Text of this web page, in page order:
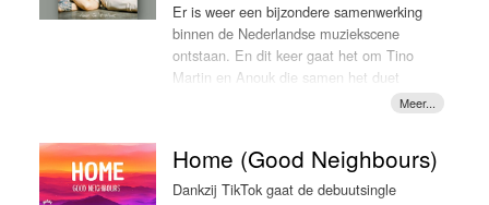
Er is weer een bijzondere samenwerking
binnen de Nederlandse muziekscene
ontstaan. En dit keer gaat het om Tino
Martin en Anouk die samen het duet
'Voor Je ’t weet' hebben opgenomen.
onder de indruk van een demo die ze
van Tino opgestuurd kreeg. "Dat is echt
Home (Good Neighbours)
Dankzij TikTok gaat de debuutsingle